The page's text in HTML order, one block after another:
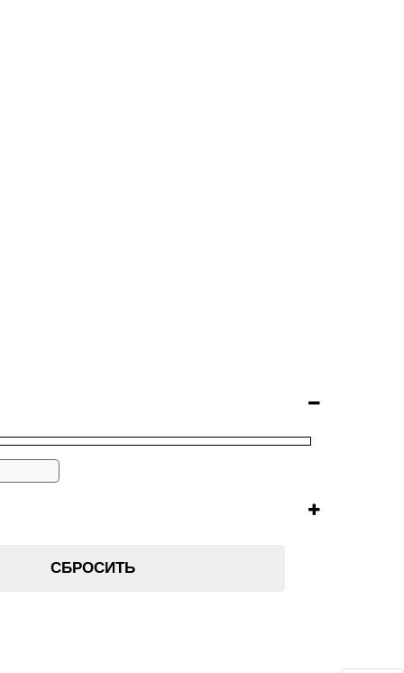
СБРОСИТЬ